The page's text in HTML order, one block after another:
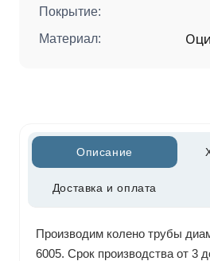
Покрытие:
Материал:
Описание
Доставка и оплата
Производим колено трубы
6005. Срок производства от 3